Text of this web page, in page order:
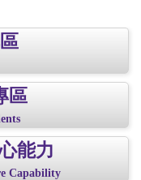
區
能力
Capability